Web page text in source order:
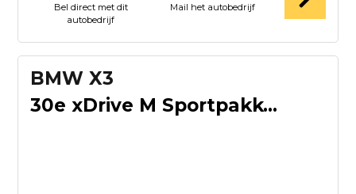
Bel direct met dit
autobedrijf
Mail het autobedrijf
BMW X3
30e xDrive M Sportpakket Pro | Professional Pack | Premium P